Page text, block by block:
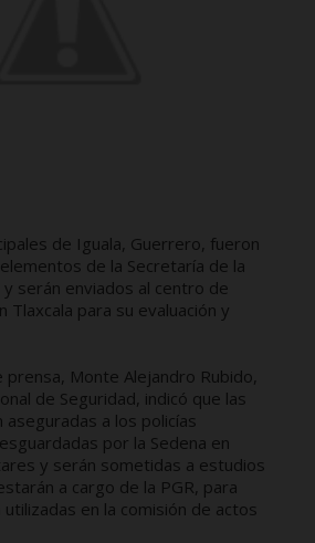
de Iguala, Guerrero, fueron
de la Secretaría de la
y serán enviados al centro de
Tlaxcala para su evaluación y
prensa, Monte Alejandro Rubido,
de Seguridad, indicó que las
a los policías
por la Sedena en
y serán sometidas a estudios
a cargo de la PGR, para
en la comisión de actos